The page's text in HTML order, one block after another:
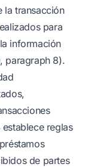
la transacción
para
información
paragraph 8).
reglas
de partes